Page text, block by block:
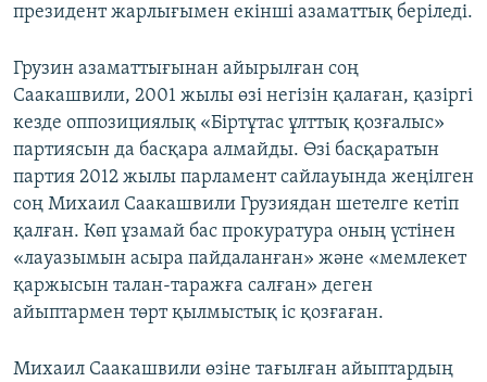
президент жарлығымен екінші азаматтық беріледі.
Грузин азаматтығынан айырылған соң
Саакашвили, 2001 жылы өзі негізін қалаған, қазіргі
кезде оппозициялық «Біртұтас ұлттық қозғалыс»
партиясын да басқара алмайды. Өзі басқаратын
партия 2012 жылы парламент сайлауында жеңілген
соң Михаил Саакашвили Грузиядан шетелге кетіп
қалған. Көп ұзамай бас прокуратура оның үстінен
«лауазымын асыра пайдаланған» және «мемлекет
қаржысын талан-таражға салған» деген
айыптармен төрт қылмыстық іс қозғаған.
Михаил Саакашвили өзіне тағылған айыптардың